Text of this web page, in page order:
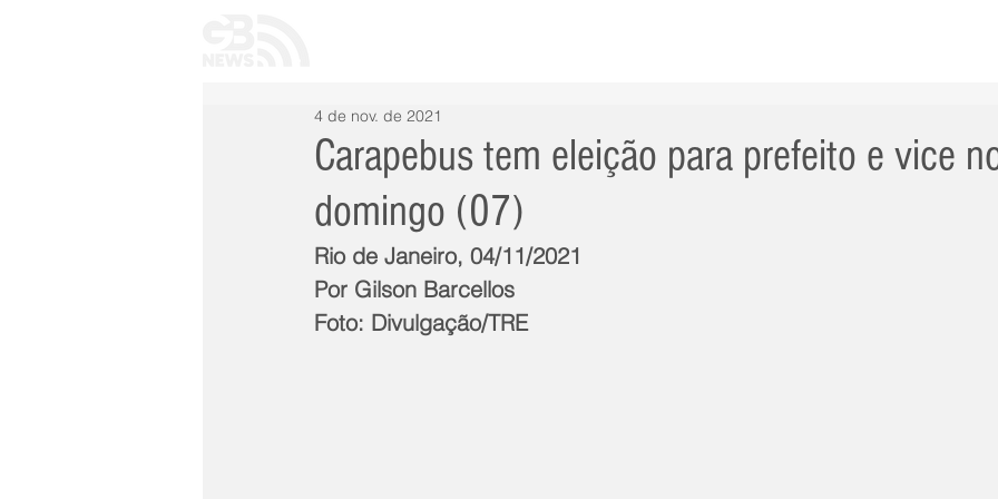
Carapebus tem eleição para prefeito e vice
domingo (07)
4 de nov. de 2021
Rio de Janeiro, 04/11/2021
Por Gilson Barcellos
Foto: Divulgação/TRE